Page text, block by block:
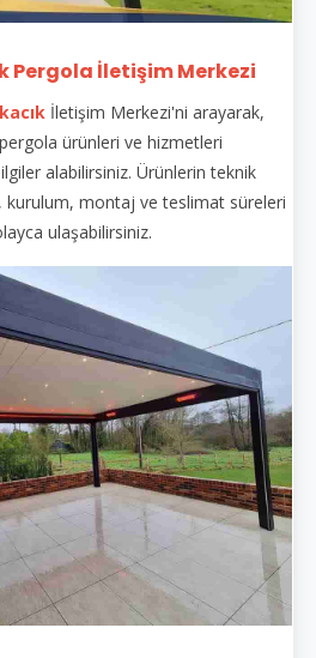
Pergola İletişim Merkezi
İletişim Merkezi'ni arayarak,
ürünleri ve hizmetleri
alabilirsiniz. Ürünlerin teknik
kurulum, montaj ve teslimat süreleri
ulaşabilirsiniz.